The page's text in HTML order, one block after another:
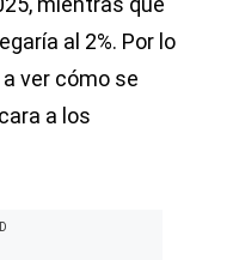
al 2%. Por lo
ver cómo se
a los